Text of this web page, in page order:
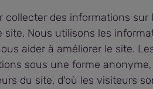
leur
collecter des informations sur
Nous utilisons les
aider à améliorer le site.
sous une forme anonyme,
du site, d'où les visiteurs